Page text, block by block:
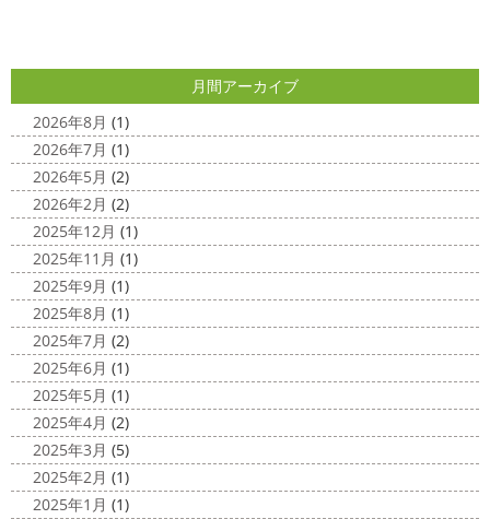
2025/04/24
美容院
＊横浜・藤沢・寒川・小田
みなさんこんにちは(#^.^#)
4月下旬に
なりどんどん暖かくなってきましたね
先日は娘の美容院
に行ってきました
腰まで頑張って伸ばした髪の毛をバッ
サリ切りたいとの事だったで数年ぶりの美容院に
30セン
チほど切る ...
は真冬の寒さとなりましたがいかがお過ごしですか？
先
日は都内の夜桜を観に行きました
例年よりも大分寒いお
花見になりましたがとても綺麗でした(*^_^*)
帰りは人気
のハン ...
すぎる
コロナがまた蔓延していますが、体調管理に気を
さてさて、先日のサーフレッスン
ちょっとご無沙 ...
2020/11/30
Bali
＊湘南の外壁塗装専門店＊
こんにちは!! 今日はバリショットを少しだ
け
南国 ウルワツ
海パンで海に入
れるって最高ですね
だまだ普通にバリに行く事は難しいですが、早く自由に海
外に行けるようになりますように…
2020/11/26
海散歩
＊湘南の外壁塗装専門店＊
こんにちわ☼ 最近はグッと気温が下がり
寒くなりましたね
気づけば今年も後一
か月ちょっと(´ﾟдﾟ｀) 早い早い
ロナが危険な感じになってきたので、海にはたくさんの人
が来てました！！ でも、海なら ...
月間アーカイブ
2026年8月 (1)
2026年7月 (1)
2026年5月 (2)
2026年2月 (2)
2025年12月 (1)
2025年11月 (1)
2025年9月 (1)
2025年8月 (1)
2025年7月 (2)
2025年6月 (1)
2025年5月 (1)
2025年4月 (2)
2025年3月 (5)
2025年2月 (1)
2025年1月 (1)